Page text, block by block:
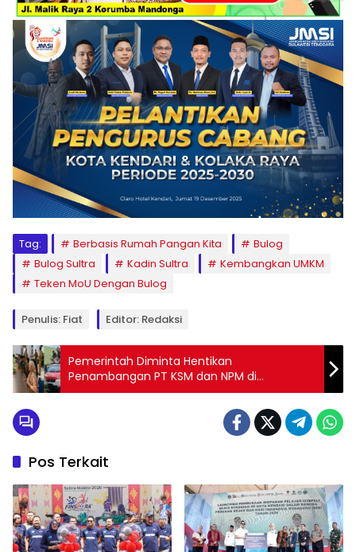
Tag: Berbasis Rumah Pangan Kita
Bulog
Bulog Sultra
Kadin Sultra
Kembangkan UMKM
Teken MoU Dengan Bulog
Penulis: Fiat Editor: Redaksi
Pemerintah Diminta Hentikan
Penambangan PT KSM dan NPM di
Kecamatan Oheo Konut
Pos Terkait